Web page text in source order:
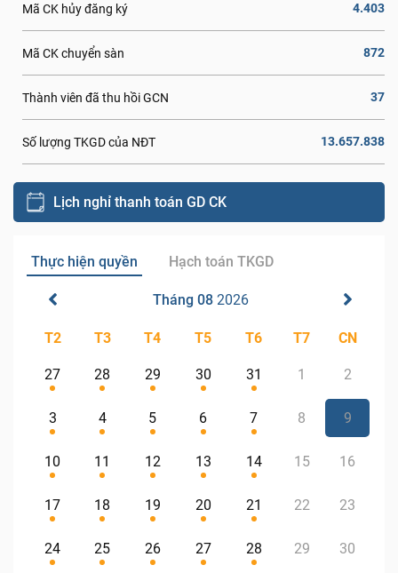
Mã CK hủy đăng ký 4.403
Mã CK chuyển sàn 872
Thành viên đã thu hồi GCN 37
Số lượng TKGD của NĐT 13.657.838
Lịch nghỉ thanh toán GD CK
Thực hiện quyền Hạch toán TKGD
Tháng 08 2026
T2 T3 T4 T5 T6 T7 CN
27 28 29 30 31 1 2
3 4 5 6 7 8 9
10 11 12 13 14 15 16
17 18 19 20 21 22 23
24 25 26 27 28 29 30